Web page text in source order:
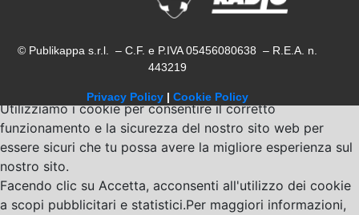
© Publikappa s.r.l. – C.F. e P.IVA 05456080638 – R.E.A. n.
443219
Privacy Policy | Cookie Policy
Utilizziamo i cookie per consentire il corretto
funzionamento e la sicurezza del nostro sito web per
essere sicuri che tu possa avere la migliore esperienza sul
nostro sito.
Facendo clic su Accetta, acconsenti all'utilizzo dei cookie
a scopi pubblicitari e statistici.Per maggiori informazioni,